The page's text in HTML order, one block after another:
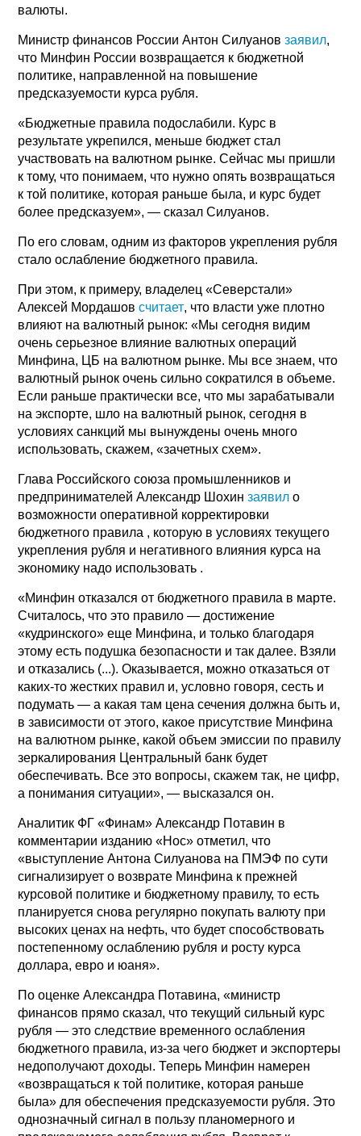
валюты.
Министр финансов России Антон Силуанов заявил,
что Минфин России возвращается к бюджетной
политике, направленной на повышение
предсказуемости курса рубля.
«Бюджетные правила подослабили. Курс в
результате укрепился, меньше бюджет стал
участвовать на валютном рынке. Сейчас мы пришли
к тому, что понимаем, что нужно опять возвращаться
к той политике, которая раньше была, и курс будет
более предсказуем», — сказал Силуанов.
По его словам, одним из факторов укрепления рубля
стало ослабление бюджетного правила.
При этом, к примеру, владелец «Северстали»
Алексей Мордашовсчитает, что власти уже плотно
влияют на валютный рынок: «Мы сегодня видим
очень серьезное влияние валютных операций
Минфина, ЦБ на валютном рынке. Мы все знаем, что
валютный рынок очень сильно сократился в объеме.
Если раньше практически все, что мы зарабатывали
на экспорте, шло на валютный рынок, сегодня в
условиях санкций мы вынуждены очень много
использовать, скажем, «зачетных схем».
Глава Российского союза промышленников и
предпринимателей Александр Шохинзаявил о
возможности оперативной корректировки
бюджетного правила , которую в условиях текущего
укрепления рубля и негативного влияния курса на
экономику надо использовать .
«Минфин отказался от бюджетного правила в марте.
Считалось, что это правило — достижение
«кудринского» еще Минфина, и только благодаря
этому есть подушка безопасности и так далее. Взяли
и отказались (...). Оказывается, можно отказаться от
каких-то жестких правил и, условно говоря, сесть и
подумать — а какая там цена сечения должна быть и,
в зависимости от этого, какое присутствие Минфина
на валютном рынке, какой объем эмиссии по правилу
зеркалирования Центральный банк будет
обеспечивать. Все это вопросы, скажем так, не цифр,
а понимания ситуации», — высказался он.
Аналитик ФГ «Финам» Александр Потавин в
комментарии изданию «Нос» отметил, что
«выступление Антона Силуанова на ПМЭФ по сути
сигнализирует о возврате Минфина к прежней
курсовой политике и бюджетному правилу, то есть
планируется снова регулярно покупать валюту при
высоких ценах на нефть, что будет способствовать
постепенному ослаблению рубля и росту курса
доллара, евро и юаня».
По оценке Александра Потавина, «министр
финансов прямо сказал, что текущий сильный курс
рубля — это следствие временного ослабления
бюджетного правила, из-за чего бюджет и экспортеры
недополучают доходы. Теперь Минфин намерен
«возвращаться к той политике, которая раньше
была» для обеспечения предсказуемости рубля. Это
однозначный сигнал в пользу планомерного и